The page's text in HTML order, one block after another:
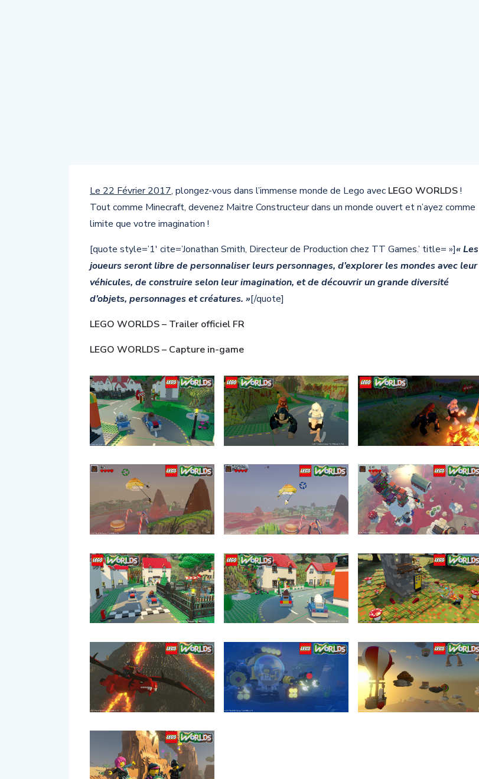
Le 22 Février 2017, plongez-vous dans l’immense monde de Lego avec LEGO WORLDS!
Tout comme Minecraft, devenez Maitre Constructeur dans un monde ouvert et n’ayez comme
limite que votre imagination !
[quote style=’1′ cite=’Jonathan Smith, Directeur de Production chez TT Games.’ title= »]« Les
joueurs seront libre de personnaliser leurs personnages, d’explorer les mondes avec leur
véhicules, de construire selon leur imagination, et de découvrir un grande diversité
d’objets, personnages et créatures. »[/quote]
LEGO WORLDS – Trailer officiel FR
LEGO WORLDS – Capture in-game